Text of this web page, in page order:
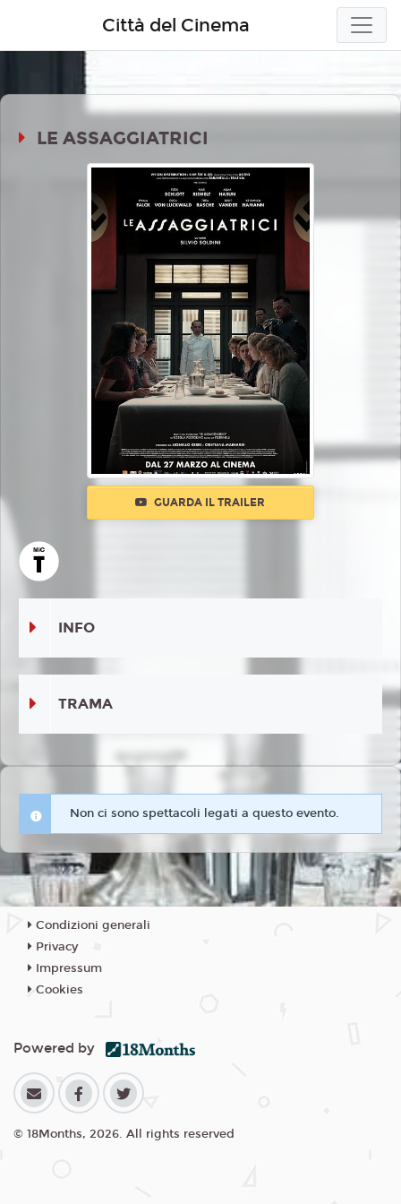
Città del Cinema
LE ASSAGGIATRICI
GUARDA IL TRAILER
INFO
TRAMA
Non ci sono spettacoli legati a questo evento.
Condizioni generali
Privacy
Impressum
Cookies
Powered by
© 18Months, 2026. All rights reserved